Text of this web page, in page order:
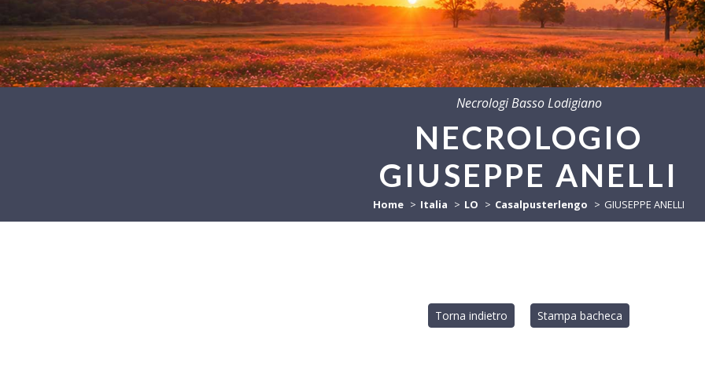
Necrologi Basso Lodigiano
NECROLOGIO
GIUSEPPE ANELLI
Home Italia LO Casalpusterlengo GIUSEPPE ANELLI
Torna indietro Stampa bacheca